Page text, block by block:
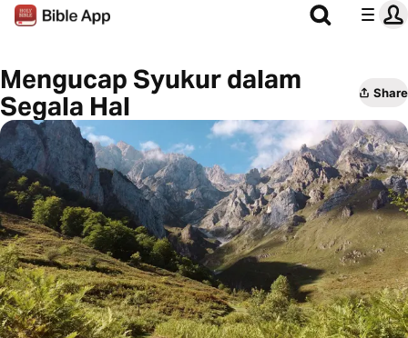
Mengucap Syukur dalam
Segala Hal
Share